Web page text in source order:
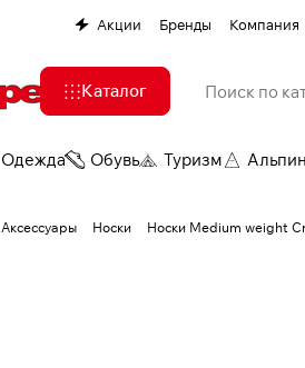
Акции Бренды Компания
Каталог
Одежда Обувь Туризм
Аксессуары Носки Носки Medium weight